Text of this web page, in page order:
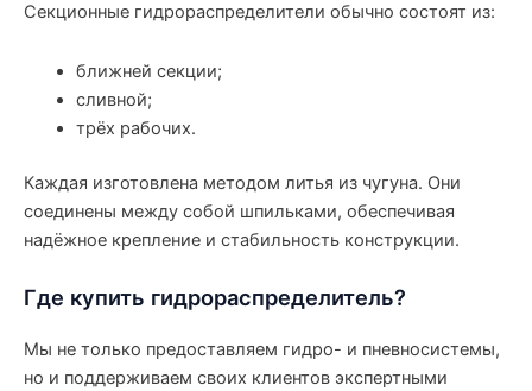
Секционные гидрораспределители обычно состоят из:
ближней секции;
сливной;
трёх рабочих.
Каждая изготовлена методом литья из чугуна. Они
соединены между собой шпильками, обеспечивая
надёжное крепление и стабильность конструкции.
Где купить гидрораспределитель?
Мы не только предоставляем гидро- и пневносистемы,
но и поддерживаем своих клиентов экспертными